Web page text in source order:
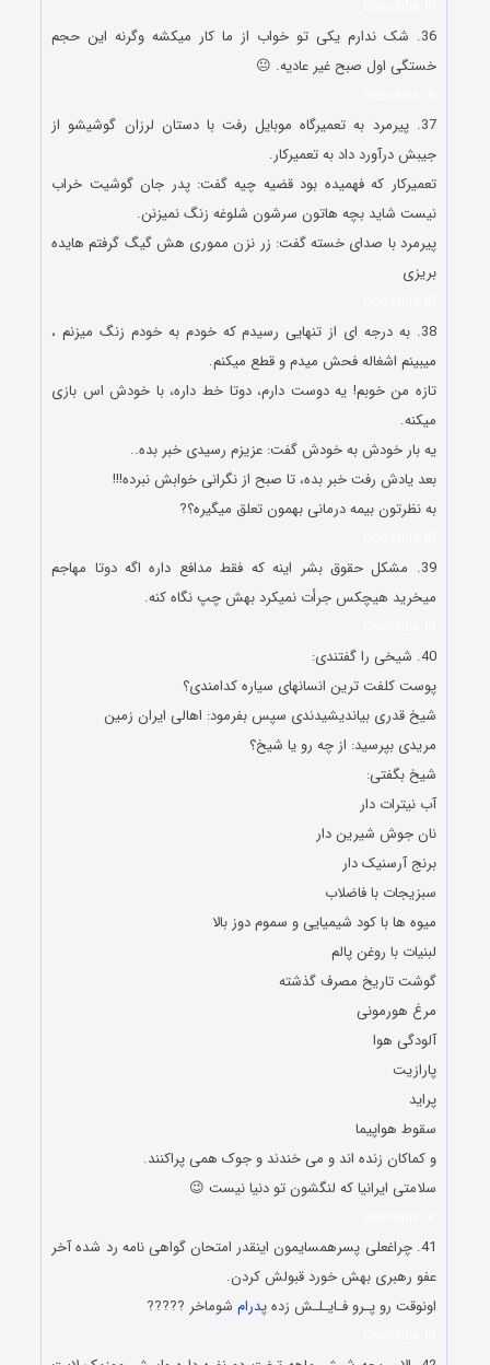
36. شک ندارم یکی تو خواب از ما کار میکشه وگرنه این حجم
خستگی اول صبح غیر عادیه. 😐
37. پیرمرد به تعمیرگاه موبایل رفت با دستان لرزان گوشیشو از
جیبش درآورد داد به تعمیرکار.
تعمیرکار که فهمیده بود قضیه چیه گفت: پدر جان گوشیت خراب
نیست شاید بچه هاتون سرشون شلوغه زنگ نمیزنن.
پیرمرد با صدای خسته گفت: زر نزن مموری هش گیگ گرفتم هایده
بریزی
38. به درجه ای از تنهایی رسیدم که خودم به خودم زنگ میزنم ،
میبینم اشغاله فحش میدم و قطع میکنم.
تازه من خوبم! یه دوست دارم، دوتا خط داره، با خودش اس بازی
میکنه.
یه بار خودش به خودش گفت: عزیزم رسیدی خبر بده..
بعد یادش رفت خبر بده، تا صبح از نگرانی خوابش نبرده!!!
به نظرتون بیمه درمانی بهمون تعلق میگیره؟?
39. مشکل حقوق بشر اینه که فقط مدافع داره اگه دوتا مهاجم
میخرید هیچکس جرأت نمیکرد بهش چپ نگاه کنه.
40. شیخی را گفتندی:
پوست کلفت ترین انسانهای سیاره کدامندی؟
شیخ قدرى بیاندیشیدندی سپس بفرمود: اهالی ایران زمین
مریدی بپرسید: از چه رو یا شیخ؟
شیخ بگفتی:
آب نیترات دار
نان جوش شیرین دار
برنج آرسنیک دار
سبزیجات با فاضلاب
میوه ها با کود شیمیایی و سموم دوز بالا
لبنیات با روغن پالم
گوشت تاریخ مصرف گذشته
مرغ هورمونی
آلودگی هوا
پارازیت
پراید
سقوط هواپیما
و کماکان زنده اند و می خندند و جوک همی پراکنند.
سلامتی ایرانیا که لنگشون تو دنیا نیست 😉
41. چراغعلی پسرﻫﻤﺴﺎﯾﻤﻮﻥ ﺍﯾﻨﻘﺪﺭ ﺍﻣﺘﺤﺎﻥ ﮔﻮﺍﻫﯽ ﻧﺎﻣﻪ ﺭﺩ ﺷﺪﻩ ﺁﺧﺮ
ﻋﻔﻮ ﺭﻫﺒﺮﯼ ﺑﻬﺶ ﺧﻮﺭﺩ ﻗﺒﻮﻟﺶ ﮐﺮﺩﻥ.
ﺍﻭﻧﻮﻗﺖ ﺭﻭ ﭘـﺮﻭ ﻓـﺎﯾـﻠـﺶ ﺯﺩﻩ پدرام ﺷﻮﻣﺎﺧﺮ ?????